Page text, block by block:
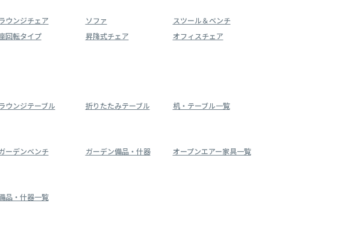
ラウンジチェア ソファ
スツール＆ベンチ
回転タイプ 昇降式チェア
オフィスチェア
ラウンジテーブル 折りたたみテーブル 机・テーブル一覧
ーデンベンチ ガーデン備品・什器 オープンエアー家具一覧
品・什器一覧